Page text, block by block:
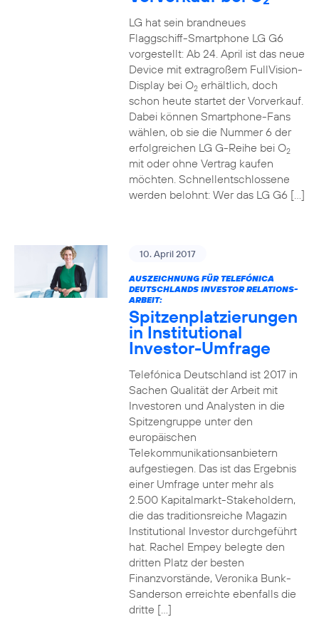
LG hat sein brandneues
Flaggschiff-Smartphone LG G6
vorgestellt: Ab 24. April ist das neue
Device mit extragroßem FullVision-
Display bei O2erhältlich, doch
schon heute startet der Vorverkauf.
Dabei können Smartphone-Fans
wählen, ob sie die Nummer 6 der
erfolgreichen LG G-Reihe bei O2
mit oder ohne Vertrag kaufen
möchten. Schnellentschlossene
werden belohnt: Wer das LG G6 […]
10. April 2017
AUSZEICHNUNG FÜR TELEFÓNICA
DEUTSCHLANDS INVESTOR RELATIONS-
ARBEIT:
Spitzenplatzierungen
in Institutional
Investor-Umfrage
Telefónica Deutschland ist 2017 in
Sachen Qualität der Arbeit mit
Investoren und Analysten in die
Spitzengruppe unter den
europäischen
Telekommunikationsanbietern
aufgestiegen. Das ist das Ergebnis
einer Umfrage unter mehr als
2.500 Kapitalmarkt-Stakeholdern,
die das traditionsreiche Magazin
Institutional Investor durchgeführt
hat. Rachel Empey belegte den
dritten Platz der besten
Finanzvorstände, Veronika Bunk-
Sanderson erreichte ebenfalls die
dritte […]